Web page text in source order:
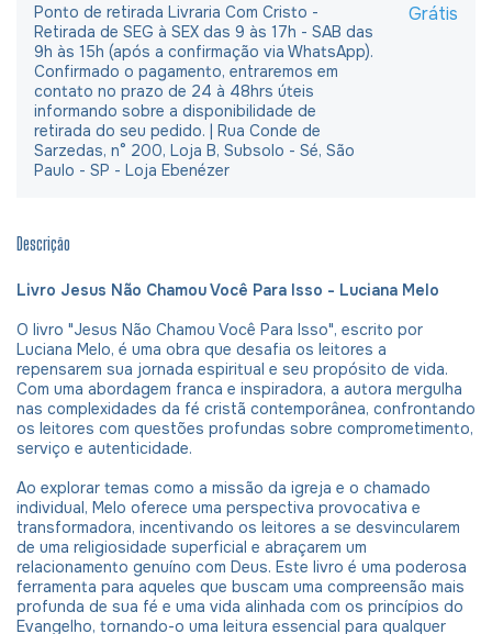
Ponto de retirada Livraria Com Cristo -
Retirada de SEG à SEX das 9 às 17h - SAB das
9h às 15h (após a confirmação via WhatsApp).
Confirmado o pagamento, entraremos em
contato no prazo de 24 à 48hrs úteis
informando sobre a disponibilidade de
retirada do seu pedido. | Rua Conde de
Sarzedas, n° 200, Loja B, Subsolo - Sé, São
Paulo - SP - Loja Ebenézer
Grátis
Descrição
Livro Jesus Não Chamou Você Para Isso - Luciana Melo
O livro "Jesus Não Chamou Você Para Isso", escrito por
Luciana Melo, é uma obra que desafia os leitores a
repensarem sua jornada espiritual e seu propósito de vida.
Com uma abordagem franca e inspiradora, a autora mergulha
nas complexidades da fé cristã contemporânea, confrontando
os leitores com questões profundas sobre comprometimento,
serviço e autenticidade.
Ao explorar temas como a missão da igreja e o chamado
individual, Melo oferece uma perspectiva provocativa e
transformadora, incentivando os leitores a se desvincularem
de uma religiosidade superficial e abraçarem um
relacionamento genuíno com Deus. Este livro é uma poderosa
ferramenta para aqueles que buscam uma compreensão mais
profunda de sua fé e uma vida alinhada com os princípios do
Evangelho, tornando-o uma leitura essencial para qualquer